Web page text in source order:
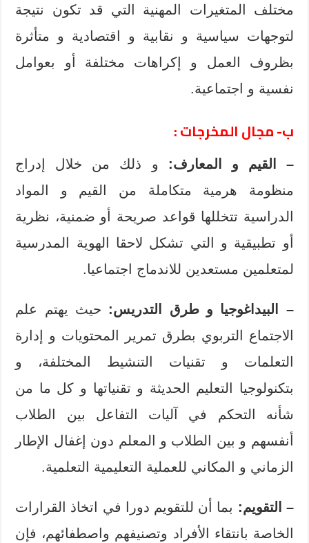
مختلف المتغيرات المهنية التي قد تكون نتيجة
لتوجهات سياسية و نقابية و اقتصادية و متأثرة
بظروف العمل و إكراهات مختلفة أو بعوامل
نفسية و اجتماعية.
ب- مجال المخرجات :
– القيم و المعارف:
و ذلك من خلال إدراج
منظومة هرمية متكاملة من القيم و المواد
الدراسية تتخللها قواعد صريحة أو ضمنية، نظرية
أو تطبيقية و التي تشكل لاحقا الهوية المدرسية
لمتعلمين مستعدين للاندماج اجتماعيا.
– البيداغوجيا و طرق التدريس: حيث يهتم علم
الاجتماع التربوي بطرق تمرير المحتويات و إدارة
التعلمات و تقنيات التنشيط المختلفة، و
بتكنولوجيا التعليم الحديثة و تقنياتها و كل ما من
شأنه التحكم في آليات التفاعل بين الطلاب
أنفسهم و بين الطلاب و المعلم دون إغفال الإطار
الزماني و المكاني للعملية التعليمية التعلمية.
– التقويم: بما أن للتقويم دورا في اتخاذ القرارات
الخاصة بانتقاء الأفراد وتصنيفهم واصطفائهم، فإن